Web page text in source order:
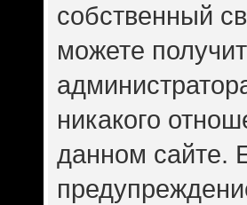
собственный
можете
никакого
данном сайте.